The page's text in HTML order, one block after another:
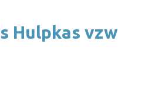
Hulpkas vzw